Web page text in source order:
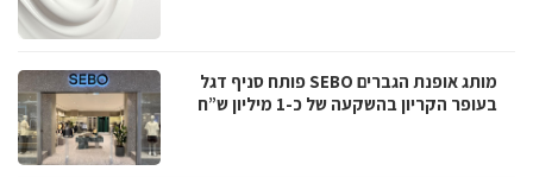
מותג אופנת הגברים SEBO פותח סניף דגל
בעופר הקריון בהשקעה של כ-1 מיליון ש”ח